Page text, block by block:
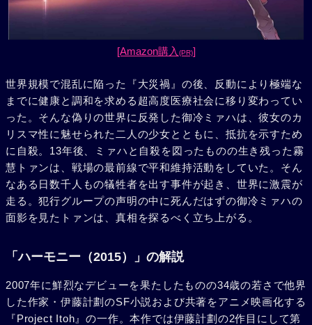
[Amazon購入 (PR)]
世界規模で混乱に陥った『大災禍』の後、反動により極端な
までに健康と調和を求める超高度医療社会に移り変わってい
った。そんな偽りの世界に反発した御冷ミァハは、彼女のカ
リスマ性に魅せられた二人の少女とともに、抵抗を示すため
に自殺。13年後、ミァハと自殺を図ったものの生き残った霧
慧トァンは、戦場の最前線で平和維持活動をしていた。そん
なある日数千人もの犠牲者を出す事件が起き、世界に激震が
走る。犯行グループの声明の中に死んだはずの御冷ミァハの
面影を見たトァンは、真相を探るべく立ち上がる。
「ハーモニー（2015）」の解説
2007年に鮮烈なデビューを果たしたものの34歳の若さで他界
した作家・伊藤計劃のSF小説および共著をアニメ映画化する
『Project Itoh』の一作。本作では伊藤計劃の2作目にして第